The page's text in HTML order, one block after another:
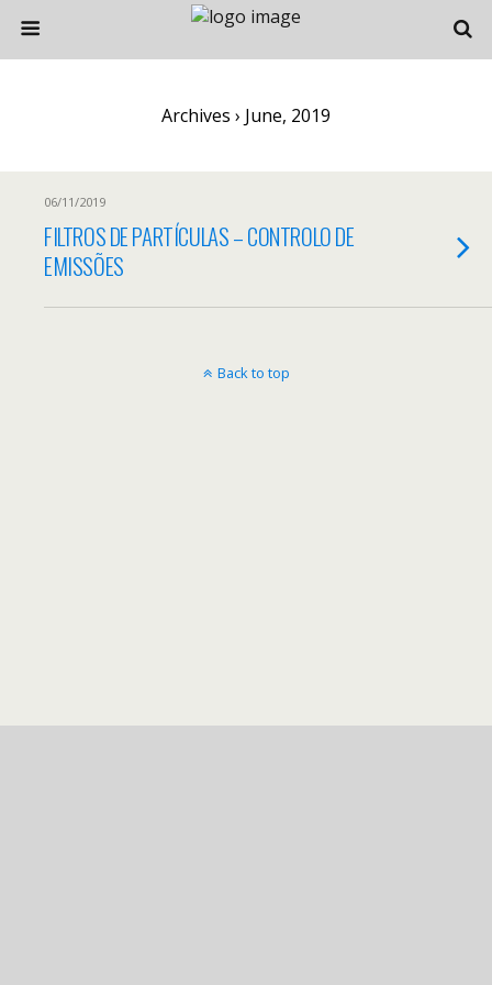
Archives › June, 2019
06/11/2019
FILTROS DE PARTÍCULAS – CONTROLO DE
EMISSÕES
Back to top